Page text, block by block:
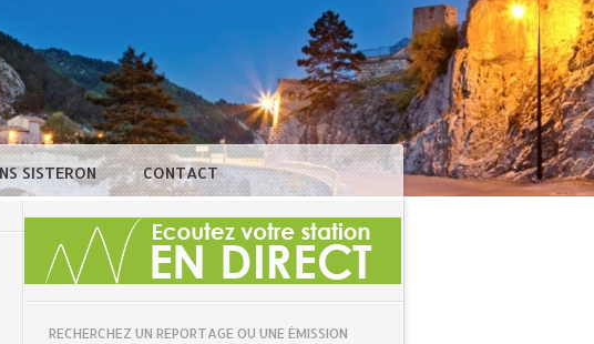
SISTERON CONTACT
RECHERCHEZ UN REPORTAGE OU UNE ÉMISSION